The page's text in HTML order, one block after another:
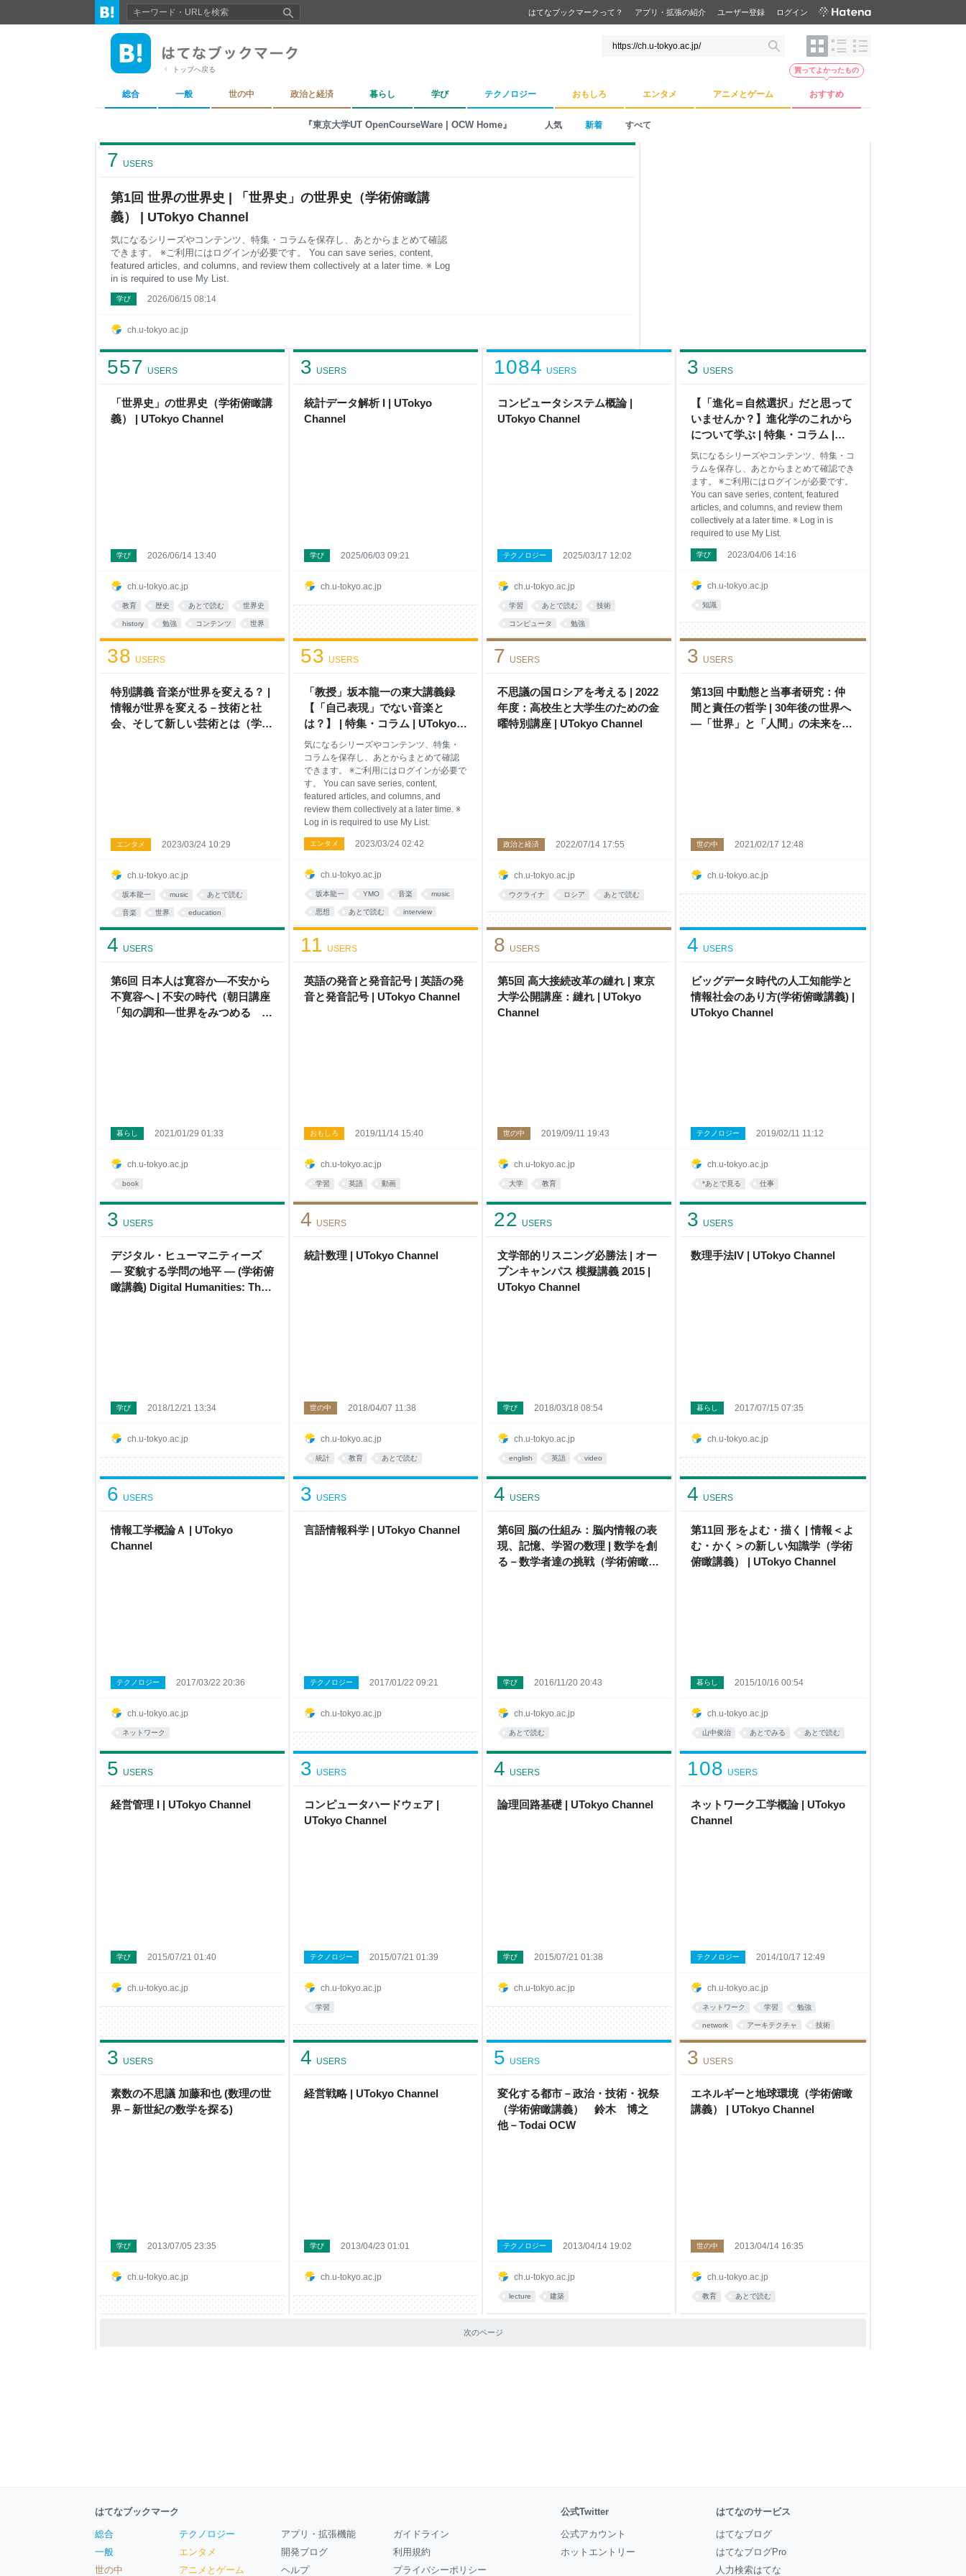
はてなブックマークって？ アプリ・拡張の紹介 ユーザー登録 ログイン
トップへ戻る
総合 一般 世の中 政治と経済 暮らし 学び テクノロジー おもしろ エンタメ アニメとゲーム おすすめ
買ってよかったもの
『東京大学UT OpenCourseWare | OCW Home』 人気 新着 すべて
第1回 世界の世界史 | 「世界史」の世界史（学術俯瞰講
義） | UTokyo Channel
7 USERS
ch.u-tokyo.ac.jp
気になるシリーズやコンテンツ、特集・コラムを保存し、あとからまとめて確認
できます。 ※ご利用にはログインが必要です。 You can save series, content,
featured articles, and columns, and review them collectively at a later time. ※ Log
in is required to use My List.
学び 2026/06/15 08:14
「世界史」の世界史（学術俯瞰講
義） | UTokyo Channel
557 USERS
ch.u-tokyo.ac.jp
学び 2026/06/14 13:40
教育 歴史 あとで読む 世界史
history 勉強 コンテンツ 世界
資料 講義
統計データ解析 I | UTokyo
Channel
3 USERS
ch.u-tokyo.ac.jp
学び 2025/06/03 09:21
コンピュータシステム概論 |
UTokyo Channel
1084 USERS
ch.u-tokyo.ac.jp
テクノロジー 2025/03/17 12:02
学習 あとで読む 技術
コンピュータ 勉強
プログラミング システム
webサービス
【「進化＝自然選択」だと思って
いませんか？】進化学のこれから
について学ぶ | 特集・コラム |
UTokyo Channel
3 USERS
ch.u-tokyo.ac.jp
気になるシリーズやコンテンツ、特集・コ
ラムを保存し、あとからまとめて確認でき
ます。 ※ご利用にはログインが必要です。
You can save series, content, featured
articles, and columns, and review them
collectively at a later time. ※ Log in is
required to use My List.
学び 2023/04/06 14:16
知識
特別講義 音楽が世界を変える？ |
情報が世界を変える－技術と社
会、そして新しい芸術とは（学術
38 USERS
ch.u-tokyo.ac.jp
エンタメ 2023/03/24 10:29
坂本龍一 music あとで読む
音楽 世界 education
「教授」坂本龍一の東大講義録
【「自己表現」でない音楽と
は？】 | 特集・コラム | UTokyo
Channel
53 USERS
ch.u-tokyo.ac.jp
気になるシリーズやコンテンツ、特集・
コラムを保存し、あとからまとめて確認
できます。 ※ご利用にはログインが必要で
す。 You can save series, content,
featured articles, and columns, and
review them collectively at a later time. ※
Log in is required to use My List.
エンタメ 2023/03/24 02:42
坂本龍一 YMO 音楽 music
思想 あとで読む interview
教育 動画
不思議の国ロシアを考える | 2022
年度：高校生と大学生のための金
曜特別講座 | UTokyo Channel
7 USERS
ch.u-tokyo.ac.jp
政治と経済 2022/07/14 17:55
ウクライナ ロシア あとで読む
第13回 中動態と当事者研究：仲
間と責任の哲学 | 30年後の世界へ
―「世界」と「人間」の未来を共
3 USERS
ch.u-tokyo.ac.jp
世の中 2021/02/17 12:48
第6回 日本人は寛容か―不安から
不寛容へ | 不安の時代（朝日講座
「知の調和―世界をみつめる 未
4 USERS
ch.u-tokyo.ac.jp
暮らし 2021/01/29 01:33
book
英語の発音と発音記号 | 英語の発
音と発音記号 | UTokyo Channel
11 USERS
ch.u-tokyo.ac.jp
おもしろ 2019/11/14 15:40
学習 英語 動画
第5回 高大接続改革の縺れ | 東京
大学公開講座：縺れ | UTokyo
Channel
8 USERS
ch.u-tokyo.ac.jp
世の中 2019/09/11 19:43
大学 教育
ビッグデータ時代の人工知能学と
情報社会のあり方(学術俯瞰講義) |
UTokyo Channel
4 USERS
ch.u-tokyo.ac.jp
テクノロジー 2019/02/11 11:12
*あとで見る 仕事
デジタル・ヒューマニティーズ
― 変貌する学問の地平 ― (学術俯
瞰講義) Digital Humanities: The
3 USERS
ch.u-tokyo.ac.jp
学び 2018/12/21 13:34
統計数理 | UTokyo Channel
4 USERS
ch.u-tokyo.ac.jp
世の中 2018/04/07 11:38
統計 教育 あとで読む
文学部的リスニング必勝法 | オー
プンキャンパス 模擬講義 2015 |
UTokyo Channel
22 USERS
ch.u-tokyo.ac.jp
学び 2018/03/18 08:54
english 英語 video
数理手法IV | UTokyo Channel
3 USERS
ch.u-tokyo.ac.jp
暮らし 2017/07/15 07:35
情報工学概論Ａ | UTokyo
Channel
6 USERS
ch.u-tokyo.ac.jp
テクノロジー 2017/03/22 20:36
ネットワーク
言語情報科学 | UTokyo Channel
3 USERS
ch.u-tokyo.ac.jp
テクノロジー 2017/01/22 09:21
第6回 脳の仕組み：脳内情報の表
現、記憶、学習の数理 | 数学を創
る－数学者達の挑戦（学術俯瞰講
4 USERS
ch.u-tokyo.ac.jp
学び 2016/11/20 20:43
あとで読む
第11回 形をよむ・描く | 情報＜よ
む・かく＞の新しい知識学（学術
俯瞰講義） | UTokyo Channel
4 USERS
ch.u-tokyo.ac.jp
暮らし 2015/10/16 00:54
山中俊治 あとでみる あとで読む
経営管理 I | UTokyo Channel
5 USERS
ch.u-tokyo.ac.jp
学び 2015/07/21 01:40
コンピュータハードウェア |
UTokyo Channel
3 USERS
ch.u-tokyo.ac.jp
テクノロジー 2015/07/21 01:39
学習
論理回路基礎 | UTokyo Channel
4 USERS
ch.u-tokyo.ac.jp
学び 2015/07/21 01:38
ネットワーク工学概論 | UTokyo
Channel
108 USERS
ch.u-tokyo.ac.jp
テクノロジー 2014/10/17 12:49
ネットワーク 学習 勉強
network アーキテクチャ 技術
データ 大学 教育
素数の不思議 加藤和也 (数理の世
界－新世紀の数学を探る)
3 USERS
ch.u-tokyo.ac.jp
学び 2013/07/05 23:35
経営戦略 | UTokyo Channel
4 USERS
ch.u-tokyo.ac.jp
学び 2013/04/23 01:01
変化する都市－政治・技術・祝祭
（学術俯瞰講義） 鈴木 博之
他－Todai OCW
5 USERS
ch.u-tokyo.ac.jp
テクノロジー 2013/04/14 19:02
lecture 建築
エネルギーと地球環境（学術俯瞰
講義） | UTokyo Channel
3 USERS
ch.u-tokyo.ac.jp
世の中 2013/04/14 16:35
教育 あとで読む
次のページ
はてなブックマーク
総合
一般
世の中
テクノロジー
エンタメ
アニメとゲーム
アプリ・拡張機能
開発ブログ
ヘルプ
ガイドライン
利用規約
プライバシーポリシー
公式Twitter
公式アカウント
ホットエントリー
はてなのサービス
はてなブログ
はてなブログPro
人力検索はてな